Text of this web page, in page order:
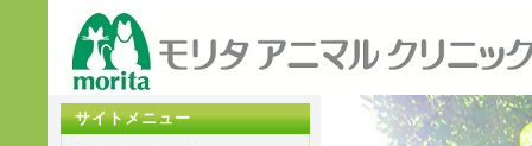
サイトメニュー